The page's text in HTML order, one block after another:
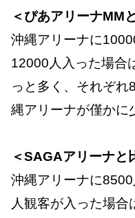
＜ぴあアリーナMM
沖縄アリーナに
12000人入った場合
っと多く、それぞ
縄アリーナが僅かに
＜SAGAアリーナと
沖縄アリーナに
人観客が入った場